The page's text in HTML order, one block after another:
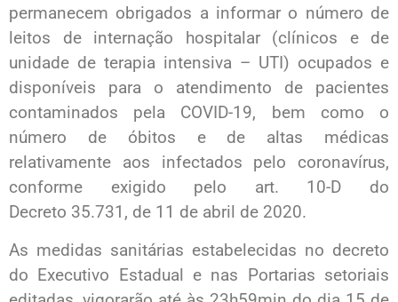
permanecem obrigados a informar o número de
leitos de internação hospitalar (clínicos e de
unidade de terapia intensiva – UTI) ocupados e
disponíveis para o atendimento de pacientes
contaminados pela COVID-19, bem como o
número de óbitos e de altas médicas
relativamente aos infectados pelo coronavírus,
conforme exigido pelo art. 10-D do
Decreto 35.731, de 11 de abril de 2020.
As medidas sanitárias estabelecidas no decreto
do Executivo Estadual e nas Portarias setoriais